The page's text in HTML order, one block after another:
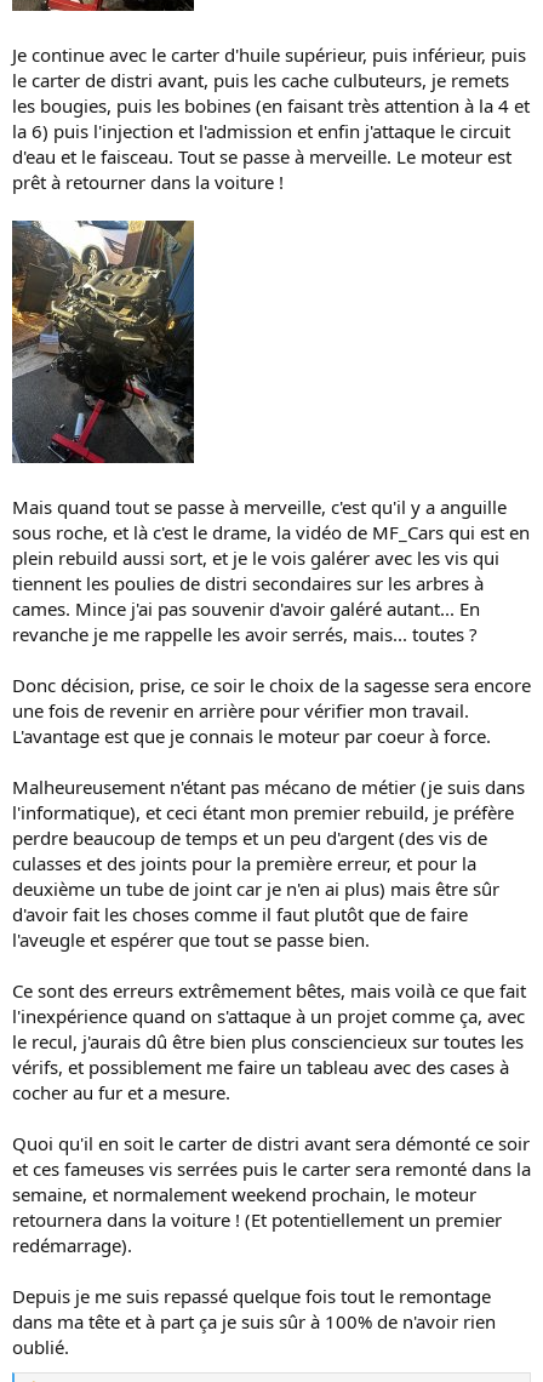
Je continue avec le carter d'huile supérieur, puis inférieur, puis
le carter de distri avant, puis les cache culbuteurs, je remets
les bougies, puis les bobines (en faisant très attention à la 4 et
la 6) puis l'injection et l'admission et enfin j'attaque le circuit
d'eau et le faisceau. Tout se passe à merveille. Le moteur est
prêt à retourner dans la voiture !
Mais quand tout se passe à merveille, c'est qu'il y a anguille
sous roche, et là c'est le drame, la vidéo de MF_Cars qui est en
plein rebuild aussi sort, et je le vois galérer avec les vis qui
tiennent les poulies de distri secondaires sur les arbres à
cames. Mince j'ai pas souvenir d'avoir galéré autant... En
revanche je me rappelle les avoir serrés, mais... toutes ?
Donc décision, prise, ce soir le choix de la sagesse sera encore
une fois de revenir en arrière pour vérifier mon travail.
L'avantage est que je connais le moteur par coeur à force.
Malheureusement n'étant pas mécano de métier (je suis dans
l'informatique), et ceci étant mon premier rebuild, je préfère
perdre beaucoup de temps et un peu d'argent (des vis de
culasses et des joints pour la première erreur, et pour la
deuxième un tube de joint car je n'en ai plus) mais être sûr
d'avoir fait les choses comme il faut plutôt que de faire
l'aveugle et espérer que tout se passe bien.
Ce sont des erreurs extrêmement bêtes, mais voilà ce que fait
l'inexpérience quand on s'attaque à un projet comme ça, avec
le recul, j'aurais dû être bien plus consciencieux sur toutes les
vérifs, et possiblement me faire un tableau avec des cases à
cocher au fur et a mesure.
Quoi qu'il en soit le carter de distri avant sera démonté ce soir
et ces fameuses vis serrées puis le carter sera remonté dans la
semaine, et normalement weekend prochain, le moteur
retournera dans la voiture ! (Et potentiellement un premier
redémarrage).
Depuis je me suis repassé quelque fois tout le remontage
dans ma tête et à part ça je suis sûr à 100% de n'avoir rien
oublié.